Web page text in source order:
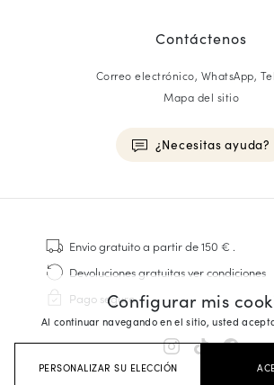
Configurar mis
Al continuar navegando en el sitio, usted
PERSONALIZAR SU ELECCIÓN
Contáctenos
Correo electrónico, WhatsApp,
Mapa del sitio
¿Necesitas ayuda?
Zapatillas
Cosido Goodyear
Derbies y Richelieu
Zapatos Richelieu Hombre
Mocasines
Sandalias y Alpargatas
Maletines Business
Envio gratuitoa partir de 150 € .
Devoluciones gratuitasver condiciones
Pago seguro